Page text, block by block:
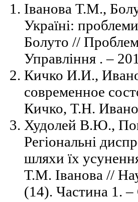
Іванова Т.М.,
Україні:
Болуто //
Управління . –
Кичко И.И.,
современное
Кичко, Т.Н.
Худолей В.Ю.,
Регіональні
шляхи їх
Т.М. Іванова //
(14). Частина 1.